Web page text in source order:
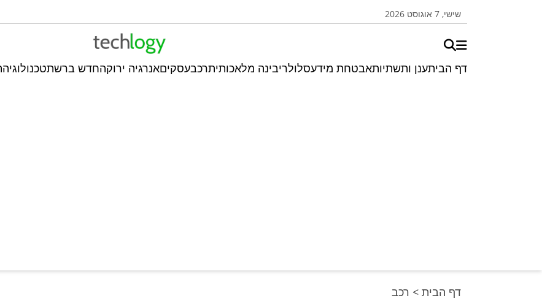
שישי, 7 אוגוסט 2026
דף הביתענן ותשתיותאבטחת מידעסלולריבינה מלאכותיתרכבעסקיםאנרגיה ירוקהחדש ברשתטכנולוגיה
דף הבית > רכב